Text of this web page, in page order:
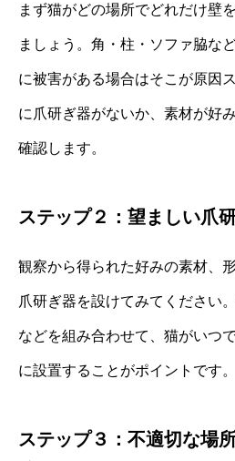
まず猫がどの場所でどれだけ壁
ましょう。角・柱・ソファ脇な
に被害がある場合はそこが原因
に爪研ぎ器がないか、素材が好
確認します。
ステップ２：望ましい爪
観察から得られた好みの素材、
爪研ぎ器を設けてみてください
などを組み合わせて、猫がいつ
に設置することがポイントです。
ステップ３：不適切な場